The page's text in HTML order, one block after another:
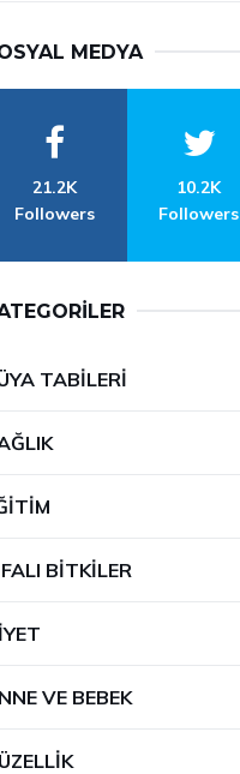
MEDYA
21.2K
Followers
10.2K
Followers
TABILERI
BITKILER
VE BEBEK